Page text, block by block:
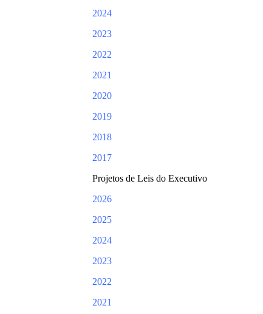
2024
2023
2022
2021
2020
2019
2018
2017
Projetos de Leis do Executivo
2026
2025
2024
2023
2022
2021